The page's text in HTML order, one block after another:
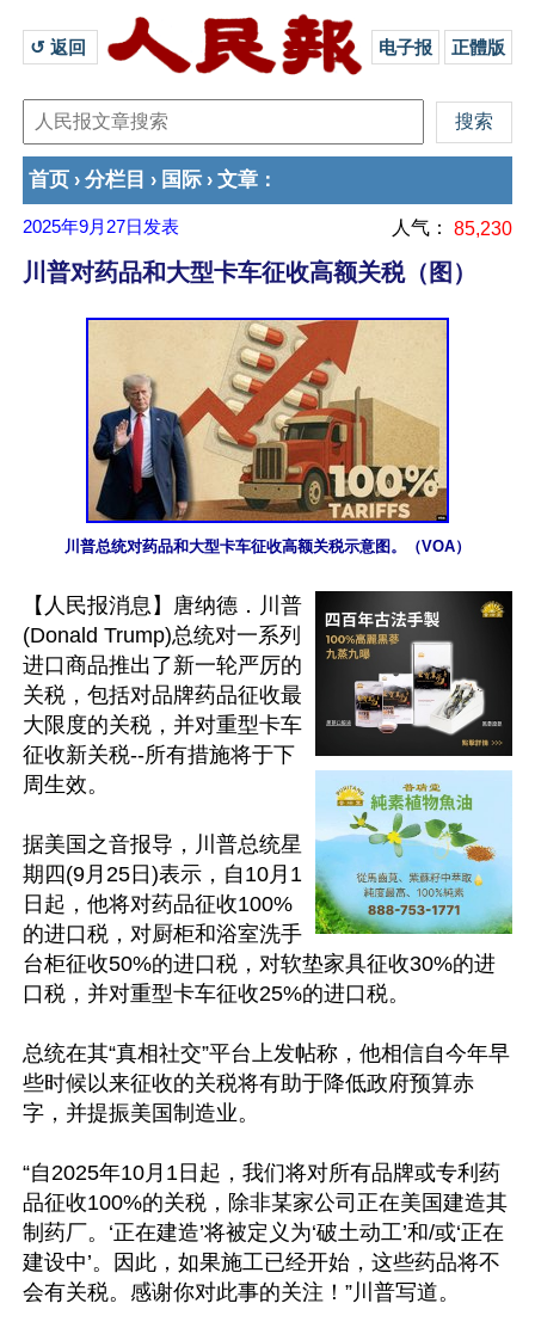
↺ 返回 电子报 正體版
首页 › 分栏目 › 国际 › 文章 ：
2025年9月27日 发表 人气： 85,230
川普对药品和大型卡车征收高额关税（图）
川普总统对药品和大型卡车征收高额关税示意图。（VOA）
【人民报消息】唐纳德．川普
(Donald Trump)总统对一系列
进口商品推出了新一轮严厉的
关税，包括对品牌药品征收最
大限度的关税，并对重型卡车
征收新关税--所有措施将于下
周生效。
据美国之音报导，川普总统星
期四(9月25日)表示，自10月1
日起，他将对药品征收100%
的进口税，对厨柜和浴室洗手
台柜征收50%的进口税，对软垫家具征收30%的进
口税，并对重型卡车征收25%的进口税。
总统在其“真相社交”平台上发帖称，他相信自今年早
些时候以来征收的关税将有助于降低政府预算赤
字，并提振美国制造业。
“自2025年10月1日起，我们将对所有品牌或专利药
品征收100%的关税，除非某家公司正在美国建造其
制药厂。‘正在建造’将被定义为‘破土动工’和/或‘正在
建设中’。因此，如果施工已经开始，这些药品将不
会有关税。感谢你对此事的关注！”川普写道。